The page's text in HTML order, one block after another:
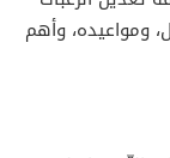
ومواعيده، وأهم